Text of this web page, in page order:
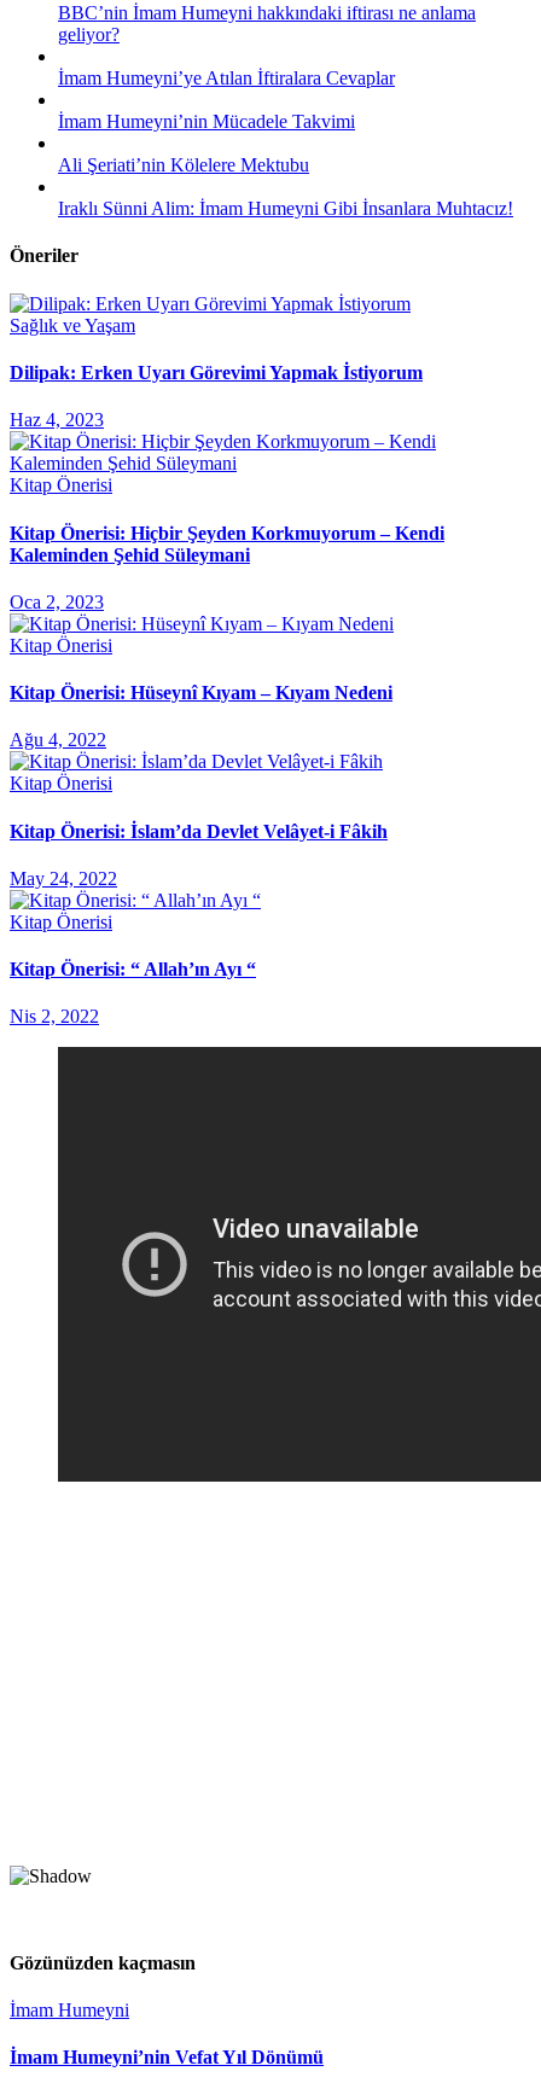
BBC’nin İmam Humeyni hakkındaki iftirası ne anlama
geliyor?
İmam Humeyni’ye Atılan İftiralara Cevaplar
İmam Humeyni’nin Mücadele Takvimi
Ali Şeriati’nin Kölelere Mektubu
Iraklı Sünni Alim: İmam Humeyni Gibi İnsanlara Muhtacız!
Öneriler
Sağlık ve Yaşam
Dilipak: Erken Uyarı Görevimi Yapmak İstiyorum
Haz 4, 2023
Kitap Önerisi
Kitap Önerisi: Hiçbir Şeyden Korkmuyorum – Kendi
Kaleminden Şehid Süleymani
Oca 2, 2023
Kitap Önerisi
Kitap Önerisi: Hüseynî Kıyam – Kıyam Nedeni
Ağu 4, 2022
Kitap Önerisi
Kitap Önerisi: İslam’da Devlet Velâyet-i Fâkih
May 24, 2022
Kitap Önerisi
Kitap Önerisi: “ Allah’ın Ayı “
Nis 2, 2022
Gözünüzden kaçmasın
İmam Humeyni
İmam Humeyni’nin Vefat Yıl Dönümü